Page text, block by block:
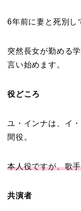
6年前に妻と死別し
突然長女が勤める
言い始めます。
役どころ
ユ・インナは、イ
間役。
本人役ですが、歌
共演者